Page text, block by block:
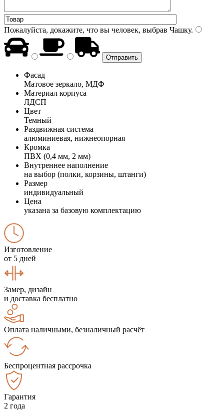
Пожалуйста, докажите, что вы человек, выбрав Чашку.
Фасад
Матовое зеркало, МДФ
Материал корпуса
ЛДСП
Цвет
Темный
Раздвижная система
алюминиевая, нижнеопорная
Кромка
ПВХ (0,4 мм, 2 мм)
Внутреннее наполнение
на выбор (полки, корзины, штанги)
Размер
индивидуальный
Цена
указана за базовую комплектацию
Изготовление
от 5 дней
Замер, дизайн
и доставка бесплатно
Оплата наличными, безналичный расчёт
Беспроцентная рассрочка
Гарантия
2 года